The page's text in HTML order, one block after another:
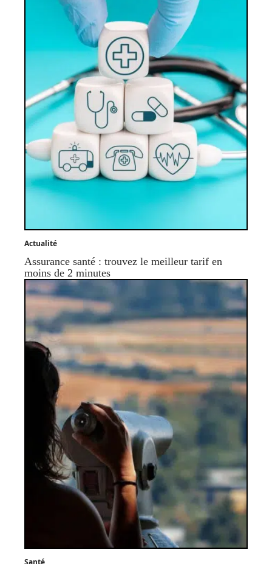
Actualité
Assurance santé : trouvez le meilleur tarif en
moins de 2 minutes
Santé